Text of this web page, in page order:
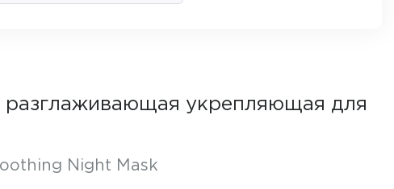
разглаживающая укрепляющая для
Night Mask